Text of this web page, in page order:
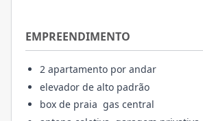
EMPREENDIMENTO
2 apartamento por andar
elevador de alto padrão
box de praia gas central